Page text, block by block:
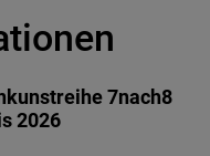
7nach8
2026